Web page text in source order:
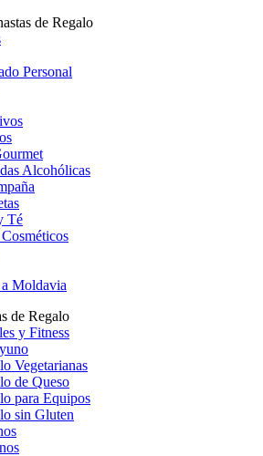
de Regalo
Personal
Alcohólicas
Té
Moldavia
de Regalo
y Fitness
Vegetarianas
de Queso
para Equipos
sin Gluten